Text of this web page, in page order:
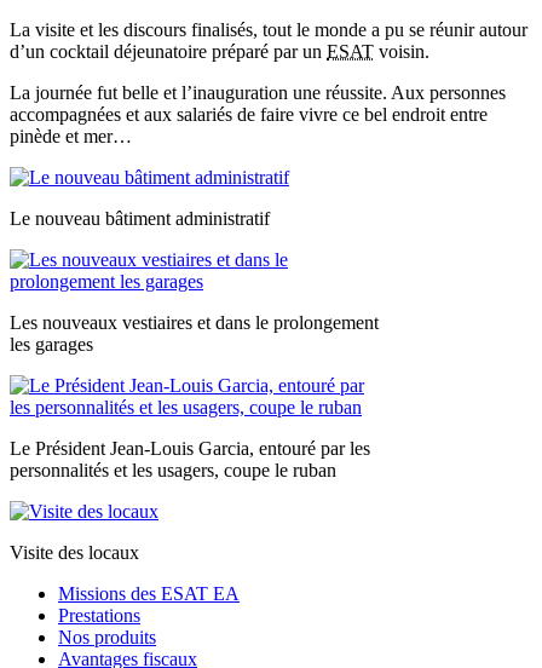
La visite et les discours finalisés, tout le monde a pu se réunir autour
d’un cocktail déjeunatoire préparé par un ESAT voisin.
La journée fut belle et l’inauguration une réussite. Aux personnes
accompagnées et aux salariés de faire vivre ce bel endroit entre
pinède et mer…
Le nouveau bâtiment administratif
Les nouveaux vestiaires et dans le prolongement
les garages
Le Président Jean-Louis Garcia, entouré par les
personnalités et les usagers, coupe le ruban
Visite des locaux
Missions des ESAT EA
Prestations
Nos produits
Avantages fiscaux